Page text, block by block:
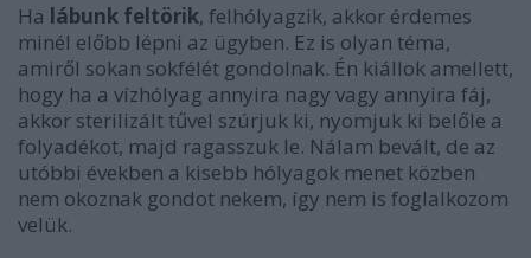
Ha lábunk feltörik, felhólyagzik, akkor érdemes
minél előbb lépni az ügyben. Ez is olyan téma,
amiről sokan sokfélét gondolnak. Én kiállok amellett,
hogy ha a vízhólyag annyira nagy vagy annyira fáj,
akkor sterilizált tűvel szúrjuk ki, nyomjuk ki belőle a
folyadékot, majd ragasszuk le. Nálam bevált, de az
utóbbi években a kisebb hólyagok menet közben
nem okoznak gondot nekem, így nem is foglalkozom
velük.